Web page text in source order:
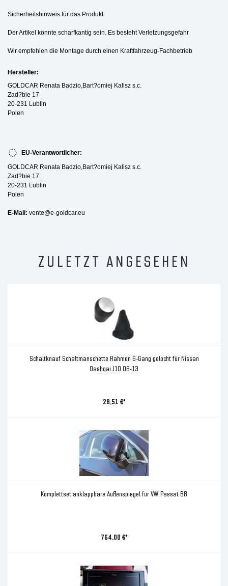
Sicherheitshinweis für das Produkt:
Der Artikel könnte scharfkantig sein. Es besteht Verletzungsgefahr
Wir empfehlen die Montage durch einen Kraftfahrzeug-Fachbetrieb
Hersteller:
GOLDCAR Renata Badzio,Bart?omiej Kalisz s.c.
Zad?bie 17
20-231 Lublin
Polen
EU-Verantwortlicher:
GOLDCAR Renata Badzio,Bart?omiej Kalisz s.c.
Zad?bie 17
20-231 Lublin
Polen
E-Mail: vente@e-goldcar.eu
ZULETZT ANGESEHEN
Schaltknauf Schaltmanschette Rahmen 6-Gang gelocht für Nissan
Qashqai J10 06-13
28,51 €*
Komplettset anklappbare Außenspiegel für VW Passat B8
764,00 €*